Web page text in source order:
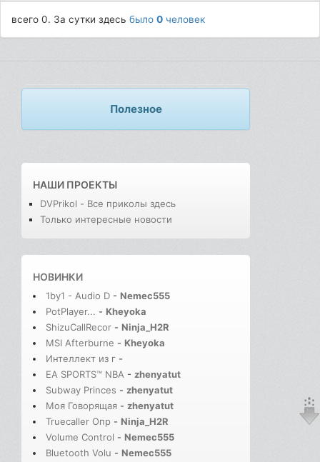
всего 0. За сутки здесьбыло0 человек
Полезное
НАШИ ПРОЕКТЫ
DVPrikol - Все приколы здесь
Только интересные новости
НОВИНКИ
1by1 - Audio D - Nemec555
PotPlayer... - Kheyoka
ShizuCallRecor - Ninja_H2R
MSI Afterburne - Kheyoka
Интеллект из г -
EA SPORTS™ NBA - zhenyatut
Subway Princes - zhenyatut
Моя Говорящая - zhenyatut
Truecaller Опр - Ninja_H2R
Volume Control - Nemec555
Bluetooth Volu - Nemec555